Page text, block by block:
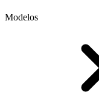
Modelos